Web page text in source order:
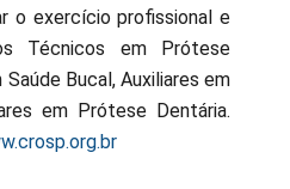
o exercício profissional e
Técnicos em Prótese
Bucal, Auxiliares em
em Prótese Dentária.